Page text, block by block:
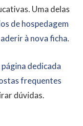
Uma delas
de hospedagem
à nova ficha.
página dedicada
frequentes
dúvidas.